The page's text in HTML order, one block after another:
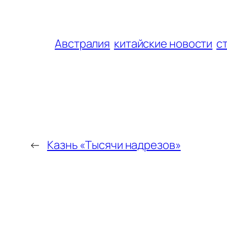
Австралия китайские новости
← Казнь «Тысячи надрезов»